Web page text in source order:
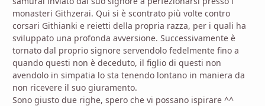
monasteri Githzerai. Qui si è scontrato più volte contro
corsari Githianki e reietti della propria razza, per i quali ha
sviluppato una profonda avversione. Successivamente è
tornato dal proprio signore servendolo fedelmente fino a
quando questi non è deceduto, il figlio di questi non
avendolo in simpatia lo sta tenendo lontano in maniera da
non ricevere il suo giuramento.
Sono giusto due righe, spero che vi possano ispirare ^^